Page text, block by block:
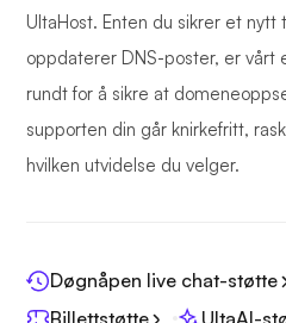
UltaHost. Enten du sikrer et
oppdaterer DNS-poster, er
rundt for å sikre at
supporten din går knirkefritt,
hvilken utvidelse du velger.
Døgnåpen live chat-støtte